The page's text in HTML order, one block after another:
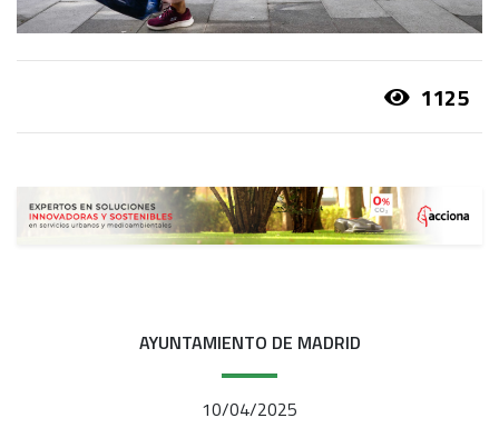
1125
AYUNTAMIENTO DE MADRID
10/04/2025